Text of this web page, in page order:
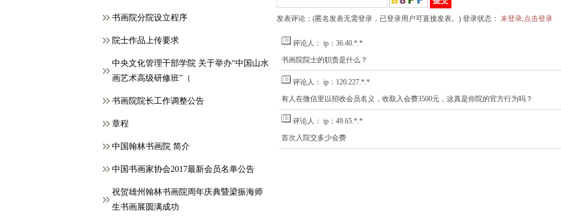
书画院分院设立程序
院士作品上传要求
中央文化管理干部学院 关于举办“中国山水
画艺术高级研修班”（
书画院院长工作调整公告
章程
中国翰林书画院 简介
中国书画家协会2017最新会员名单公告
祝贺雄州翰林书画院周年庆典暨梁振海师
生书画展圆满成功
发表评论：(匿名发表无需登录，已登录用户可直接发表。) 登录状态： 未登录,点击登录
评论人： ip：36.40.*.*
书画院院士的职责是什么？
评论人： ip：120.227.*.*
有人在微信里以招收会员名义，收取入会费3500元，这真是你院的官方行为吗？
评论人： ip：49.65.*.*
首次入院交多少会费